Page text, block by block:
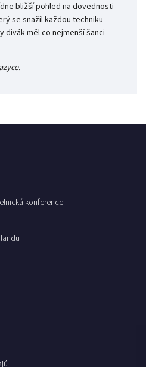
bližší pohled na dovednosti
se snažil každou techniku
měl co nejmenší šanci
konference